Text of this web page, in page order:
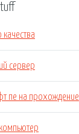
сервер
пе на прохождение